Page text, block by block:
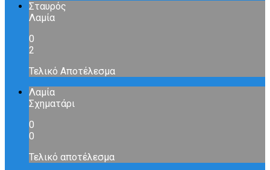
Σταυρός
Λαμία
0
2
Τελικό Αποτέλεσμα
Λαμία
Σχηματάρι
0
0
Τελικό αποτέλεσμα